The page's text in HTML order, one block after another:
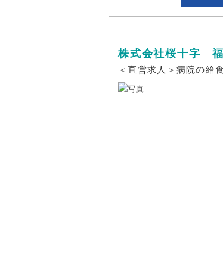
株式会社桜十字
＜直営求人＞病院の給